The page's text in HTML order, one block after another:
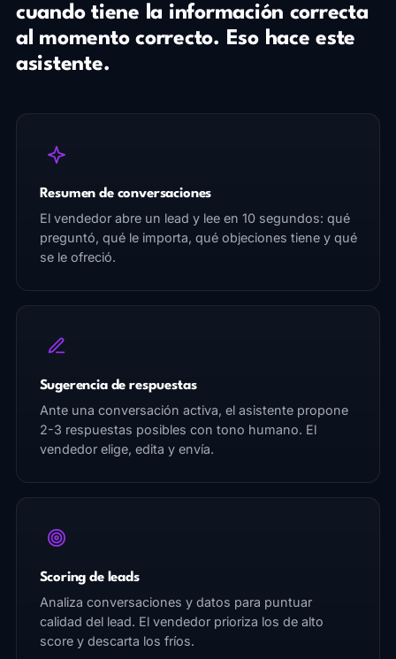
cuando tiene la información correcta
al momento correcto. Eso hace este
asistente.
Resumen de conversaciones
El vendedor abre un lead y lee en 10 segundos: qué
preguntó, qué le importa, qué objeciones tiene y qué
se le ofreció.
Sugerencia de respuestas
Ante una conversación activa, el asistente propone
2-3 respuestas posibles con tono humano. El
vendedor elige, edita y envía.
Scoring de leads
Analiza conversaciones y datos para puntuar
calidad del lead. El vendedor prioriza los de alto
score y descarta los fríos.